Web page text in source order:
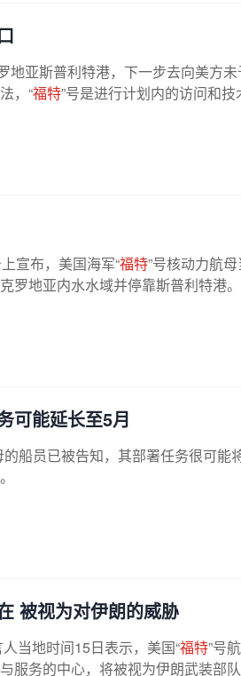
地亚斯普利特港，下一步去向美方未
，“福特”号是进行计划内的访问和技
宣布，美国海军“福特”号核动力航
罗地亚内水水域并停靠斯普利特港
可能延长至5月
的船员已被告知，其部署任务很可
被视为对伊朗的威胁
当地时间15日表示，美国“福特”号
服务的中心，将被视为伊朗武装部队